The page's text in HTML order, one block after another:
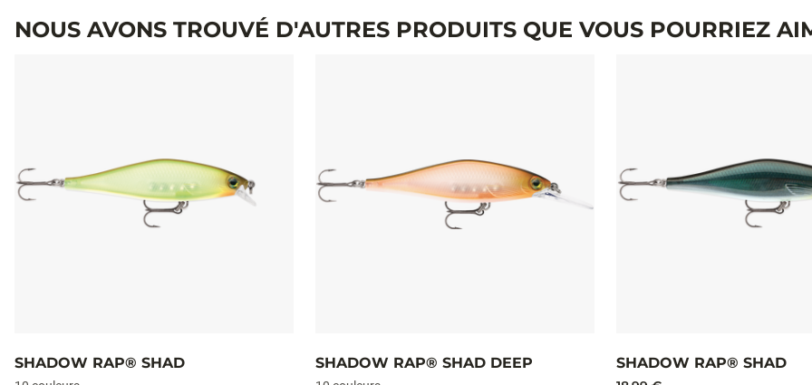
NOUS AVONS TROUVÉ D'AUTRES PRODUITS QUE VOUS POURRIEZ
SHADOW RAP® SHAD SHADOW RAP® SHAD DEEP SHADOW RAP® SHAD